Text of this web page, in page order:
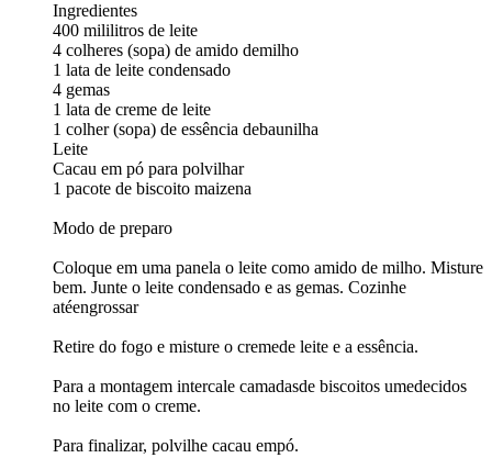
Ingredientes
400 mililitros de leite
4 colheres (sopa) de amido demilho
1 lata de leite condensado
4 gemas
1 lata de creme de leite
1 colher (sopa) de essência debaunilha
Leite
Cacau em pó para polvilhar
1 pacote de biscoito maizena
Modo de preparo
Coloque em uma panela o leite como amido de milho. Misture
bem. Junte o leite condensado e as gemas. Cozinhe
atéengrossar
Retire do fogo e misture o cremede leite e a essência.
Para a montagem intercale camadasde biscoitos umedecidos
no leite com o creme.
Para finalizar, polvilhe cacau empó.